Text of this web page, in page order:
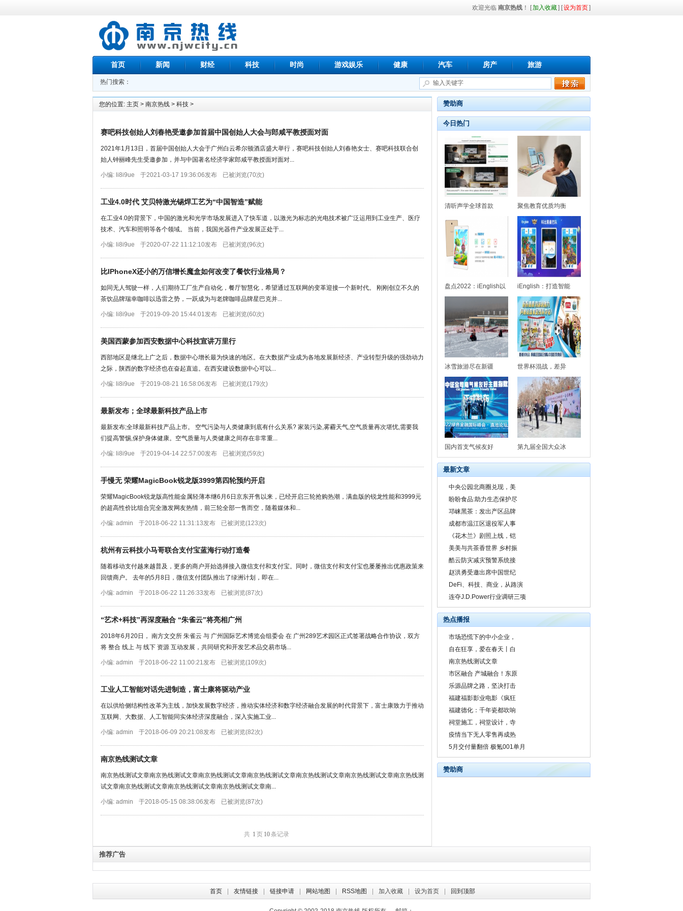
欢迎光临 南京热线 ！ [加入收藏] [设为首页]
首页 新闻 财经 科技 时尚 游戏娱乐 健康 汽车 房产 旅游
教育
热门搜索：
您的位置: 主页 > 南京热线 > 科技 >
赛吧科技创始人刘春艳受邀参加首届中国创始人大会与郎咸平教授面对面
2021年1月13日，首届中国创始人大会于广州白云希尔顿酒店盛大举行，赛吧科技创始人刘春艳女士、赛吧科技联合创
始人钟丽峰先生受邀参加，并与中国著名经济学家郎咸平教授面对面对...
小编: li8i9ue 于2021-03-17 19:36:06发布 已被浏览(70次)
工业4.0时代 艾贝特激光锡焊工艺为“中国智造”赋能
在工业4.0的背景下，中国的激光和光学市场发展进入了快车道，以激光为标志的光电技术被广泛运用到工业生产、医疗
技术、汽车和照明等各个领域。 当前，我国光器件产业发展正处于...
小编: li8i9ue 于2020-07-22 11:12:10发布 已被浏览(96次)
比IPhoneX还小的万信增长魔盒如何改变了餐饮行业格局？
如同无人驾驶一样，人们期待工厂生产自动化，餐厅智慧化，希望通过互联网的变革迎接一个新时代。 刚刚创立不久的
茶饮品牌瑞幸咖啡以迅雷之势，一跃成为与老牌咖啡品牌星巴克并...
小编: li8i9ue 于2019-09-20 15:44:01发布 已被浏览(60次)
美国西蒙参加西安数据中心科技宣讲万里行
西部地区是继北上广之后，数据中心增长最为快速的地区。在大数据产业成为各地发展新经济、产业转型升级的强劲动力
之际，陕西的数字经济也在奋起直追。在西安建设数据中心可以...
小编: li8i9ue 于2019-08-21 16:58:06发布 已被浏览(179次)
最新发布；全球最新科技产品上市
最新发布;全球最新科技产品上市。 空气污染与人类健康到底有什么关系? 家装污染,雾霾天气,空气质量再次堪忧,需要我
们提高警惕,保护身体健康。空气质量与人类健康之间存在非常重...
小编: li8i9ue 于2019-04-14 22:57:00发布 已被浏览(59次)
手慢无 荣耀MagicBook锐龙版3999第四轮预约开启
荣耀MagicBook锐龙版高性能金属轻薄本继6月6日京东开售以来，已经开启三轮抢购热潮，满血版的锐龙性能和3999元
的超高性价比组合完全激发网友热情，前三轮全部一售而空，随着媒体和...
小编: admin 于2018-06-22 11:31:13发布 已被浏览(123次)
杭州有云科技小马哥联合支付宝蓝海行动打造餐
随着移动支付越来越普及，更多的商户开始选择接入微信支付和支付宝。同时，微信支付和支付宝也屡屡推出优惠政策来
回馈商户。 去年的5月8日，微信支付团队推出了绿洲计划，即在...
小编: admin 于2018-06-22 11:26:33发布 已被浏览(87次)
“艺术+科技”再深度融合 “朱雀云”将亮相广州
2018年6月20日， 南方文交所 朱雀云 与 广州国际艺术博览会组委会 在 广州289艺术园区正式签署战略合作协议，双方
将 整合 线上 与 线下 资源 互动发展，共同研究和开发艺术品交易市场...
小编: admin 于2018-06-22 11:00:21发布 已被浏览(109次)
工业人工智能对话先进制造，富士康将驱动产业
在以供给侧结构性改革为主线，加快发展数字经济，推动实体经济和数字经济融合发展的时代背景下，富士康致力于推动
互联网、大数据、人工智能同实体经济深度融合，深入实施工业...
小编: admin 于2018-06-09 20:21:08发布 已被浏览(82次)
南京热线测试文章
南京热线测试文章南京热线测试文章南京热线测试文章南京热线测试文章南京热线测试文章南京热线测试文章南京热线测
试文章南京热线测试文章南京热线测试文章南京热线测试文章南...
小编: admin 于2018-05-15 08:38:06发布 已被浏览(87次)
共 1 页 10条记录
赞助商
今日热门
清听声学全球首款 聚焦教育优质均衡
盘点2022：iEnglish以 iEnglish：打造智能
冰雪旅游尽在新疆 世界杯混战，差异
国内首支气候友好 第九届全国大众冰
最新文章
中央公园北商圈兑现，美
盼盼食品:助力生态保护尽
邛崃黑茶：发出产区品牌
成都市温江区退役军人事
《花木兰》剧照上线，铠
美美与共茶香世界 乡村振
酷云防灾减灾预警系统接
赵洪勇受邀出席中国世纪
DeFi、科技、商业，从路演
连夺J.D.Power行业调研三项
热点播报
市场恐慌下的中小企业，
自在狂享，爱在春天丨白
南京热线测试文章
市区融合 产城融合！东原
乐源品牌之路，坚决打击
福建福影影业电影《疯狂
福建德化：千年瓷都吹响
祠堂施工，祠堂设计，寺
疫情当下无人零售再成热
5月交付量翻倍 极氪001单月
赞助商
推荐广告
首页 友情链接 链接申请 网站地图 RSS地图 加入收藏 设为首页 回到顶部